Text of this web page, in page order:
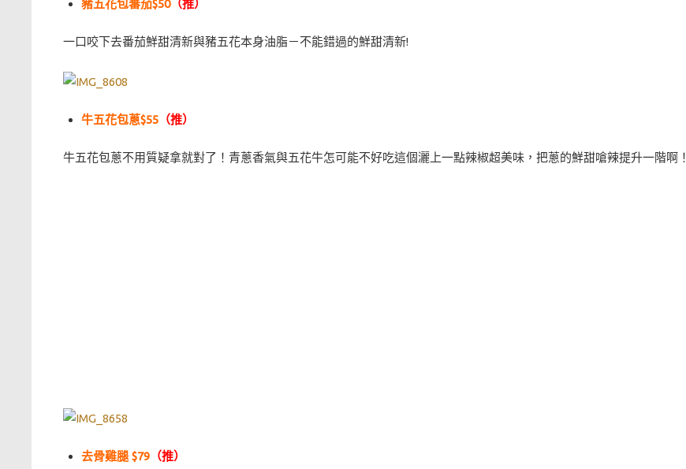
豬五花包蕃茄$50（推）
一口咬下去番茄鮮甜清新與豬五花本身油脂－不能錯過的鮮甜清新!
牛五花包蔥$55（推）
牛五花包蔥不用質疑拿就對了！青蔥香氣與五花牛怎可能不好吃這個灑上一點辣椒超美味，把蔥的鮮甜嗆辣提升一階啊！
去骨雞腿 $79（推）